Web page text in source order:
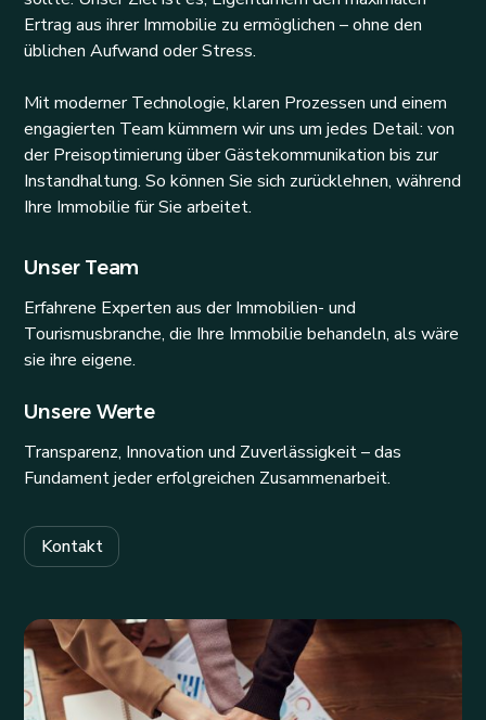
Ertrag aus ihrer Immobilie zu ermöglichen – ohne den
üblichen Aufwand oder Stress.
Mit moderner Technologie, klaren Prozessen und einem
engagierten Team kümmern wir uns um jedes Detail: von
der Preisoptimierung über Gästekommunikation bis zur
Instandhaltung. So können Sie sich zurücklehnen, während
Ihre Immobilie für Sie arbeitet.
Unser Team
Erfahrene Experten aus der Immobilien- und
Tourismusbranche, die Ihre Immobilie behandeln, als wäre
sie ihre eigene.
Unsere Werte
Transparenz, Innovation und Zuverlässigkeit – das
Fundament jeder erfolgreichen Zusammenarbeit.
Kontakt